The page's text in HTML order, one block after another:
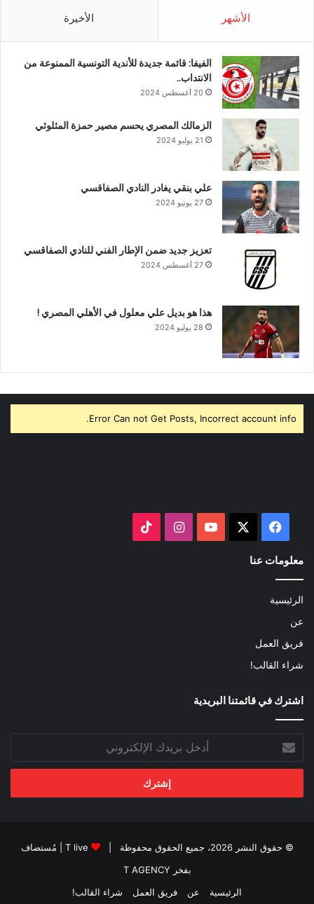
الأشهر الأخيرة
الفيفا: قائمة جديدة للأندية التونسية الممنوعة من
الانتداب..
20 أغسطس 2024
الزمالك المصري يحسم مصير حمزة المثلوثي
21 يوليو 2024
علي بنقي يغادر النادي الصفاقسي
27 يونيو 2024
تعزيز جديد ضمن الإطار الفني للنادي الصفاقسي
27 أغسطس 2024
هذا هو بديل علي معلول في الأهلي المصري !
28 يوليو 2024
Error Can not Get Posts, Incorrect account info.
فيسبوك ‫YouTubeانستقرام
معلومات عنا
الرئيسية
عن
فريق العمل
شراء القالب!
اشترك في قائمتنا البريدية
بريدك
الإلكتروني
© حقوق النشر 2026، جميع الحقوق محفوظة | T live | مُستضاف
بفخر T AGENCY
الرئيسية
عن فريق العمل شراء القالب!